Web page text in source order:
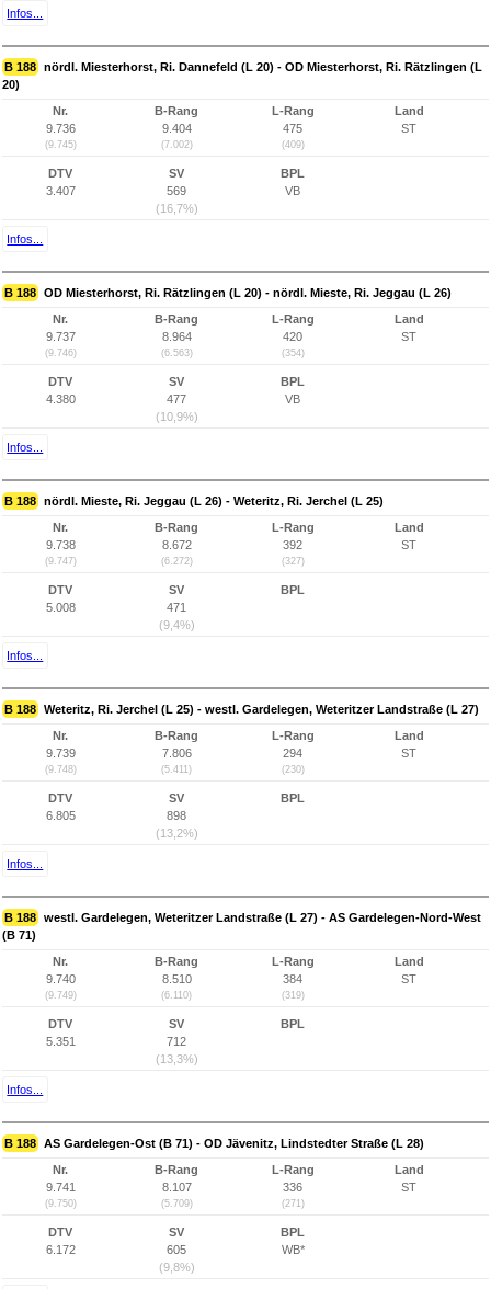
Infos...
B 188 nördl. Miesterhorst, Ri. Dannefeld (L 20) - OD Miesterhorst, Ri. Rätzlingen (L
20)
Nr.
9.736
(9.745)
B-Rang
9.404
(7.002)
L-Rang
475
(409)
Land
ST
DTV
3.407
SV
569
(16,7%)
BPL
VB
Infos...
B 188 OD Miesterhorst, Ri. Rätzlingen (L 20) - nördl. Mieste, Ri. Jeggau (L 26)
Nr.
9.737
(9.746)
B-Rang
8.964
(6.563)
L-Rang
420
(354)
Land
ST
DTV
4.380
SV
477
(10,9%)
BPL
VB
Infos...
B 188 nördl. Mieste, Ri. Jeggau (L 26) - Weteritz, Ri. Jerchel (L 25)
Nr.
9.738
(9.747)
B-Rang
8.672
(6.272)
L-Rang
392
(327)
Land
ST
DTV
5.008
SV
471
(9,4%)
BPL
Infos...
B 188 Weteritz, Ri. Jerchel (L 25) - westl. Gardelegen, Weteritzer Landstraße (L 27)
Nr.
9.739
(9.748)
B-Rang
7.806
(5.411)
L-Rang
294
(230)
Land
ST
DTV
6.805
SV
898
(13,2%)
BPL
Infos...
B 188 westl. Gardelegen, Weteritzer Landstraße (L 27) - AS Gardelegen-Nord-West
(B 71)
Nr.
9.740
(9.749)
B-Rang
8.510
(6.110)
L-Rang
384
(319)
Land
ST
DTV
5.351
SV
712
(13,3%)
BPL
Infos...
B 188 AS Gardelegen-Ost (B 71) - OD Jävenitz, Lindstedter Straße (L 28)
Nr.
9.741
(9.750)
B-Rang
8.107
(5.709)
L-Rang
336
(271)
Land
ST
DTV
6.172
SV
605
(9,8%)
BPL
WB*